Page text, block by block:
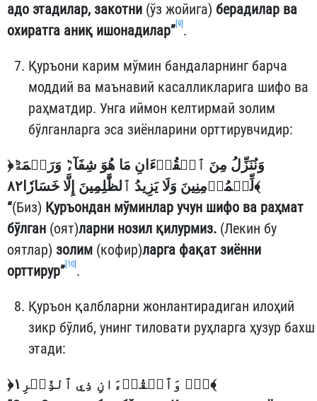
адо этадилар, закотни (ўз жойига) берадилар ва
охиратга аниқ ишонадилар”[9] .
Қуръони карим мўмин бандаларнинг барча
моддий ва маънавий касалликларига шифо ва
раҳматдир. Унга иймон келтирмай золим
бўлганларга эса зиёнларини орттирувчидир:
﴿وَنُنَزِّلُ مِنَ ٱلۡقُرۡءَانِ مَا هُوَ شِفَآءٞ وَرَحۡمَةٞ
لِّلۡمُؤۡمِنِينَ وَلَا يَزِيدُ ٱلظَّٰلِمِينَ إِلَّا خَسَارٗا٨٢﴾
“(Биз) Қуръондан мўминлар учун шифо ва раҳмат
бўлган (оят)ларни нозил қилурмиз. (Лекин бу
оятлар) золим (кофир)ларга фақат зиённи
орттирур”[10] .
Қуръон қалбларни жонлантирадиган илоҳий
зикр бўлиб, унинг тиловати руҳларга ҳузур бахш
этади:
﴿ صٓۚ وَٱلۡقُرۡءَانِ ذِي ٱلذِّكۡرِ١﴾